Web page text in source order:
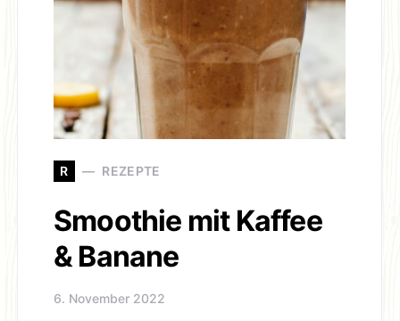
R REZEPTE
Smoothie mit Kaffee
& Banane
6. November 2022